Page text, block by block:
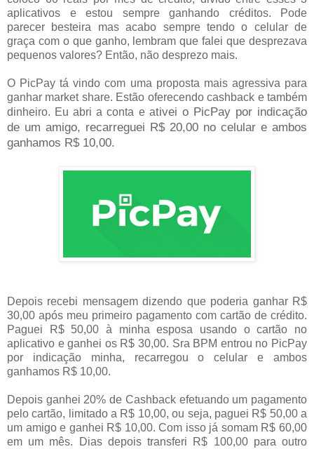
aplicativos e estou sempre ganhando créditos. Pode
parecer besteira mas acabo sempre tendo o celular de
graça com o que ganho, lembram que falei que desprezava
pequenos valores? Então, não desprezo mais.
O PicPay tá vindo com uma proposta mais agressiva para
ganhar market share. Estão oferecendo cashback e também
dinheiro. Eu abri a conta e ativei o PicPay por indicação
de um amigo, recarreguei R$ 20,00 no celular e ambos
ganhamos R$ 10,00.
Depois recebi mensagem dizendo que poderia ganhar R$
30,00 após meu primeiro pagamento com cartão de crédito.
Paguei R$ 50,00 à minha esposa usando o cartão no
aplicativo e ganhei os R$ 30,00. Sra BPM entrou no PicPay
por indicação minha, recarregou o celular e ambos
ganhamos R$ 10,00.
Depois ganhei 20% de Cashback efetuando um pagamento
pelo cartão, limitado a R$ 10,00, ou seja, paguei R$ 50,00 a
um amigo e ganhei R$ 10,00. Com isso já somam R$ 60,00
em um mês. Dias depois transferi R$ 100,00 para outro